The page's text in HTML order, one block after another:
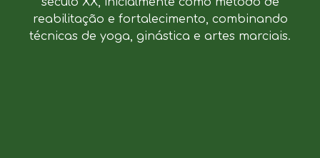
reabilitação e fortalecimento, combinando
técnicas de yoga, ginástica e artes marciais.